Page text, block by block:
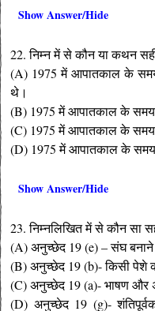
Show Answer/Hide
22. निम्न में से कौन या कथन
(A) 1975 में आपातकाल के समय
थे।
(B) 1975 में आपातकाल के समय
(C) 1975 में आपातकाल के समय
(D) 1975 में आपातकाल के समय
Show Answer/Hide
23. निम्नलिखित में से कौन सा
(A) अनुच्छेद 19 (e) – संघ
(B) अनुच्छेद 19 (b)- किसी पेशे
(C) अनुच्छेद 19 (a)- भाषण और
(D) अनुच्छेद 19 (g)-